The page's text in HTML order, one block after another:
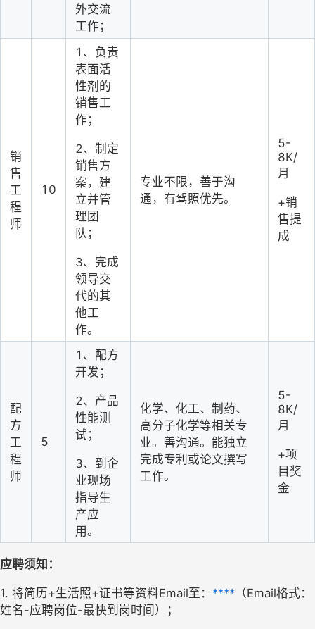
外交流
工作；
销
售
工
程
师
10
1、负责
表面活
性剂的
销售工
作 ；
2、制定
销售方
案，建
立并管
理团
队；
3、完成
领导交
代的其
他工
作。
专业不限，善于沟
通，有驾照优先。
5-
8K/
月
+销
售提
成
配
方
工
程
师
5
1、配方
开发；
2、产品
性能测
试；
3、到企
业现场
指导生
产应
用。
化学、化工、制药、
高分子化学等相关专
业。善沟通。能独立
完成专利或论文撰写
工作。
5-
8K/
月
+项
目奖
金
应聘须知：
1. 将简历+生活照+证书等资料Email至： **** （Email格式：
姓名-应聘岗位-最快到岗时间）；